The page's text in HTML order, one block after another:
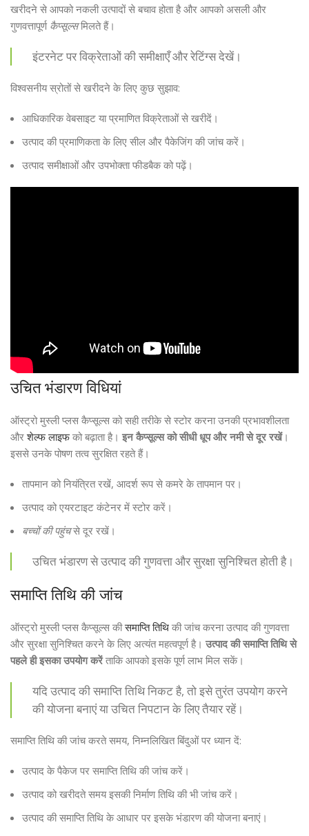
खरीदने से आपको नकली उत्पादों से बचाव होता है और आपको असली और
गुणवत्तापूर्ण कैप्सूल्समिलते हैं।
इंटरनेट पर विक्रेताओं की समीक्षाएँ और रेटिंग्स देखें।
विश्वसनीय स्रोतों से खरीदने के लिए कुछ सुझाव:
आधिकारिक वेबसाइट या प्रमाणित विक्रेताओं से खरीदें।
उत्पाद की प्रमाणिकता के लिए सील और पैकेजिंग की जांच करें।
उत्पाद समीक्षाओं और उपभोक्ता फीडबैक को पढ़ें।
उचित भंडारण विधियां
ऑस्ट्रो मुस्ली प्लस कैप्सूल्स को सही तरीके से स्टोर करना उनकी प्रभावशीलता
औरशेल्फ लाइफको बढ़ाता है। इन कैप्सूल्स को सीधी धूप और नमी से दूर रखें।
इससे उनके पोषण तत्व सुरक्षित रहते हैं।
तापमान को नियंत्रित रखें, आदर्श रूप से कमरे के तापमान पर।
उत्पाद को एयरटाइट कंटेनर में स्टोर करें।
बच्चों की पहुंचसे दूर रखें।
उचित भंडारण से उत्पाद की गुणवत्ता और सुरक्षा सुनिश्चित होती है।
समाप्ति तिथि की जांच
ऑस्ट्रो मुस्ली प्लस कैप्सूल्स कीसमाप्ति तिथि की जांच करना उत्पाद की गुणवत्ता
और सुरक्षा सुनिश्चित करने के लिए अत्यंत महत्वपूर्ण है। उत्पाद की समाप्ति तिथि से
पहले ही इसका उपयोग करेंताकि आपको इसके पूर्ण लाभ मिल सकें।
यदि उत्पाद की समाप्ति तिथि निकट है, तो इसे तुरंत उपयोग करने
की योजना बनाएं या उचित निपटान के लिए तैयार रहें।
समाप्ति तिथि की जांच करते समय, निम्नलिखित बिंदुओं पर ध्यान दें:
उत्पाद के पैकेज पर समाप्ति तिथि की जांच करें।
उत्पाद को खरीदते समय इसकी निर्माण तिथि की भी जांच करें।
उत्पाद की समाप्ति तिथि के आधार पर इसके भंडारण की योजना बनाएं।